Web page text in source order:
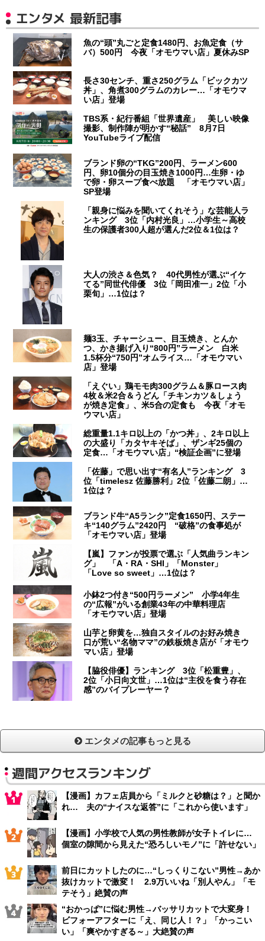
エンタメ 最新記事
魚の“頭”丸ごと定食1480円、お魚定食（サ
バ）500円 今夜「オモウマい店」夏休みSP
長さ30センチ、重さ250グラム「ビックカツ
丼」、角煮300グラムのカレー…「オモウマ
い店」登場
TBS系・紀行番組「世界遺産」 美しい映像
撮影、制作陣が明かす“秘話” 8月7日
YouTubeライブ配信
ブランド卵の“TKG”200円、ラーメン600
円、卵10個分の目玉焼き1000円…生卵・ゆ
で卵・卵スープ食べ放題 「オモウマい店」
SP登場
「親身に悩みを聞いてくれそう」な芸能人ラ
ンキング 3位「内村光良」…小学生～高校
生の保護者300人超が選んだ2位＆1位は？
大人の渋さ＆色気？ 40代男性が選ぶ“イケ
てる”同世代俳優 3位「岡田准一」2位「小
栗旬」…1位は？
麺3玉、チャーシュー、目玉焼き、とんか
つ、かき揚げ入り“800円”ラーメン 白米
1.5杯分“750円”オムライス…「オモウマい
店」登場
「えぐい」鶏モモ肉300グラム＆豚ロース肉
4枚＆米2合＆うどん「チキンカツ＆しょう
が焼き定食」、米5合の定食も 今夜「オモ
ウマい店」
総重量1.1キロ以上の「かつ丼」、2キロ以上
の大盛り「カタヤキそば」、ザンギ25個の
定食…「オモウマい店」“検証企画”に登場
「佐藤」で思い出す“有名人”ランキング 3
位「timelesz 佐藤勝利」2位「佐藤二朗」…
1位は？
ブランド牛“A5ランク”定食1650円、ステー
キ“140グラム”2420円 “破格”の食事処が
「オモウマい店」登場
【嵐】ファンが投票で選ぶ「人気曲ランキン
グ」 「A・RA・SHI」「Monster」
「Love so sweet」…1位は？
小鉢2つ付き“500円ラーメン” 小学4年生
の“広報”がいる創業43年の中華料理店
「オモウマい店」登場
山芋と卵黄を…独自スタイルのお好み焼き
口が荒い“名物ママ”の鉄板焼き店が「オモウ
マい店」登場
【脇役俳優】ランキング 3位「松重豊」、
2位「小日向文世」…1位は“主役を食う存在
感”のバイプレーヤー？
エンタメの記事もっと見る
週間アクセスランキング
【漫画】カフェ店員から「ミルクと砂糖は？」と聞か
れ… 夫の“ナイスな返答”に「これから使います」
【漫画】小学校で人気の男性教師が女子トイレに…
個室の隙間から見えた“恐ろしいモノ”に「許せない」
前日にカットしたのに…“しっくりこない”男性→あか
抜けカットで激変！ 2.9万いいね「別人やん」「モ
テそう」絶賛の声
“おかっぱ”に悩む男性→バッサリカットで大変身！
ビフォーアフターに「え、同じ人！？」「かっこい
い」「爽やかすぎる～」大絶賛の声